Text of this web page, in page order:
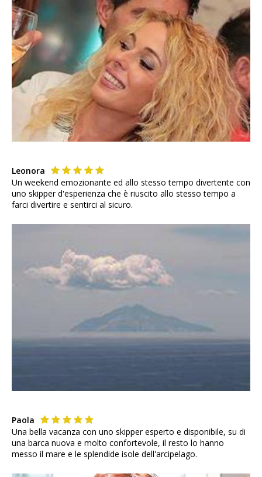
Leonora
Un weekend emozionante ed allo stesso tempo divertente con
uno skipper d'esperienza che è riuscito allo stesso tempo a
farci divertire e sentirci al sicuro.
Paola
Una bella vacanza con uno skipper esperto e disponibile, su di
una barca nuova e molto confortevole, il resto lo hanno
messo il mare e le splendide isole dell'arcipelago.